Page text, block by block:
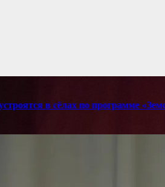
в сёлах по программе